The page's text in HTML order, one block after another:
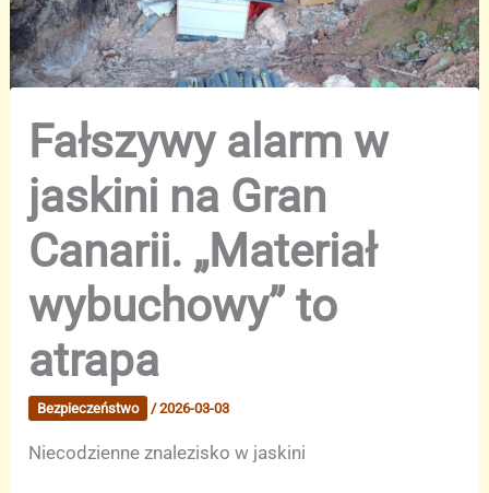
Fałszywy alarm w
jaskini na Gran
Canarii. „Materiał
wybuchowy” to
atrapa
Bezpieczeństwo /2026-03-03
Niecodzienne znalezisko w jaskini